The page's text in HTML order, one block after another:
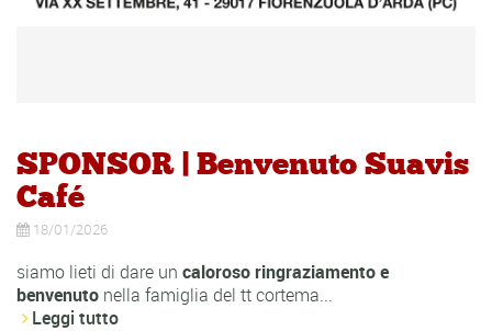
SPONSOR | Benvenuto Suavis
Café
18/01/2026
siamo lieti di dare un calorosoringraziamentoe
benvenuto nella famiglia del tt cortema...
Leggi tutto